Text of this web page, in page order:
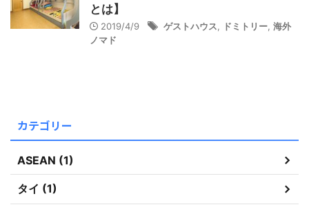
とは】
2019/4/9 ゲストハウス ドミトリー 海外
ノマド
カテゴリー
ASEAN (1)
タイ (1)